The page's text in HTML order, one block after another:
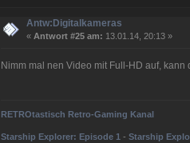
Antw:Digitalkameras
« Antwort #25 am: 13.01.14, 20:13 »
Nimm mal nen Video mit Full-HD auf, kann
RETROtastisch Retro-Gaming Kanal
Starship Explorer: Episode 1 - Starship